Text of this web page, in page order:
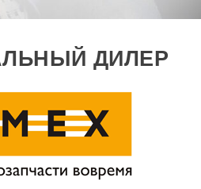
ДИЛЕР